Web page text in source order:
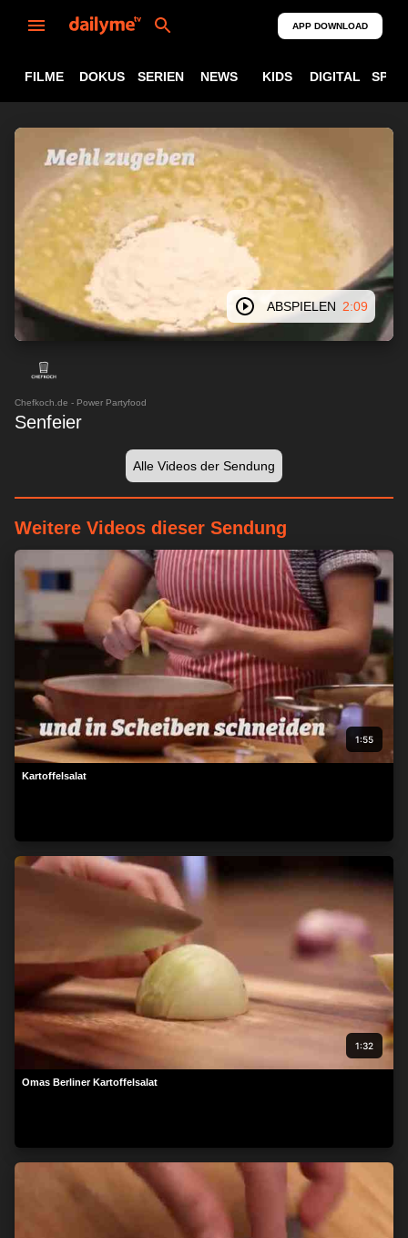
Wir respektieren Ihre Privatsphäre
Wir und unsere Partner speichern und/oder greifen auf
Informationen wie Cookies auf einem Gerät zu und verarbeiten
personenbezogene Daten wie eindeutige Kennungen und
Standardinformationen, die von einem Gerät für personalisierte
Werbung und Inhalte, Werbung und Inhaltsmessung,
Zielgruppenforschung und Serviceentwicklung gesendet
werden. Mit Ihrer Erlaubnis dürfen wir und unsere Partner über
Gerätescans genaue Standortdaten und Kenndaten abfragen.
Sie können auf die entsprechende Schaltfläche klicken, um der
o. a. Datenverarbeitung durch uns und unsere Partner
zuzustimmen. Alternativ können Sie auf detailliertere
personenbezogenen Daten ohne Ihre Einwilligung stattfinden
kann, obwohl Sie das Recht haben, einer solchen Verarbeitung
zu widersprechen. Ihre Einstellungen gelten lediglich für diese
Website. Sie können Ihre Einstellungen jederzeit ändern oder
Ihre Einwilligung widerrufen, indem Sie zu dieser Website
zurückkehren und unten auf der Webseite auf die Schaltfläche
"Datenschutz" klicken.
APP DOWNLOAD
FILME DOKUS SERIEN NEWS KIDS DIGITAL
ABSPIELEN 2:09
Chefkoch.de - Power Partyfood
Senfeier
Alle Videos der Sendung
Weitere Videos dieser Sendung
1:55
Kartoffelsalat
1:32
Omas Berliner Kartoffelsalat